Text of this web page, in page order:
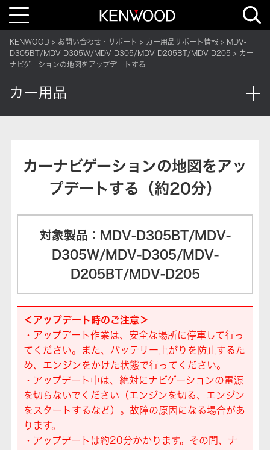
T
l
e
n
a
g
KENWOOD お問い合わせ・サポート カー用品サポート情報
MDV-
D305BT/MDV-D305W/MDV-D305/MDV-D205BT/MDV-D205
カー
ナビゲーションの地図をアップデートする
カー用品
カーナビゲーションの地図をアッ
プデートする（約20分）
対象製品：MDV-D305BT/MDV-
D305W/MDV-D305/MDV-
D205BT/MDV-D205
＜アップデート時のご注意＞
・アップデート作業は、安全な場所に停車して行っ
てください。また、バッテリー上がりを防止するた
め、エンジンをかけた状態で行ってください。
・アップデート中は、絶対にナビゲーションの電源
を切らないでください（エンジンを切る、エンジン
をスタートするなど）。故障の原因になる場合があ
ります。
・アップデートは約20分かかります。その間、ナ